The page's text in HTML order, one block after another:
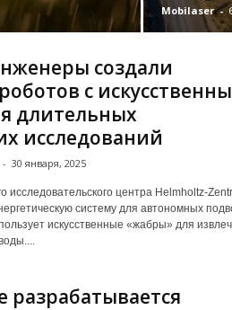
Mobilaser -
создали
с
длительных
исследований
- 30 января, 2025
исследовательского центра Helmholtz-
систему для автономных
искусственные «жабры» для
разрабатывается